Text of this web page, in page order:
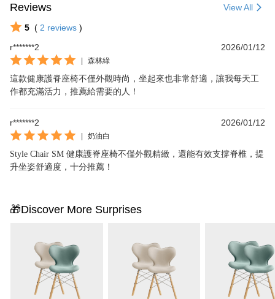
Reviews View All
5 ( 2 reviews )
r*******2
2026/01/12
森林綠
這款健康護脊座椅不僅外觀時尚，坐起來也非常舒適，讓我每天工
作都充滿活力，推薦給需要的人！
r*******2 2026/01/12
奶油白
Style Chair SM 健康護脊座椅不僅外觀精緻，還能有效支撐脊椎，提
升坐姿舒適度，十分推薦！
🎁Discover More Surprises